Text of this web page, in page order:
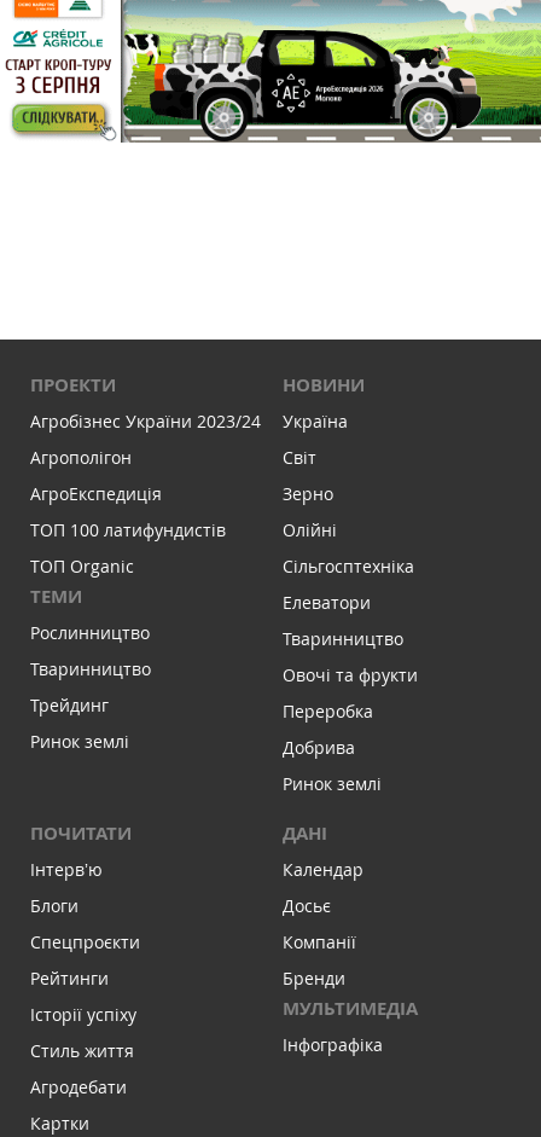
ПРОЕКТИ
Агробізнес України 2023/24
Агрополігон
АгроЕкспедиція
ТОП 100 латифундистів
ТОП Organic
ТЕМИ
Рослинництво
Тваринництво
Трейдинг
Ринок землі
НОВИНИ
Україна
Світ
Зерно
Олійні
Сільгосптехніка
Елеватори
Тваринництво
Овочі та фрукти
Переробка
Добрива
Ринок землі
ПОЧИТАТИ
Інтервʼю
Блоги
Спецпроєкти
Рейтинги
Історії успіху
Стиль життя
Агродебати
Картки
ДАНІ
Календар
Досьє
Компанії
Бренди
МУЛЬТИМЕДІА
Інфографіка